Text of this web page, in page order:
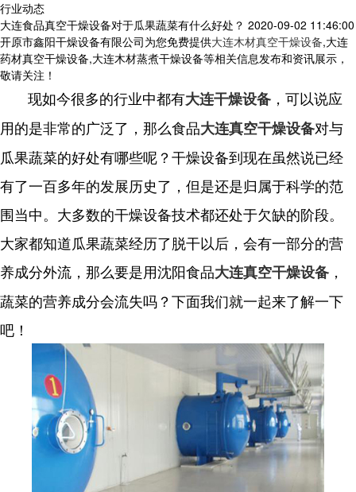
行业动态
大连食品真空干燥设备对于瓜果蔬菜有什么好处？ 2020-09-02 11:46:00
开原市鑫阳干燥设备有限公司为您免费提供大连木材真空干燥设备,大连
药材真空干燥设备,大连木材蒸煮干燥设备等相关信息发布和资讯展示，
敬请关注！
现如今很多的行业中都有大连干燥设备 ，可以说应
用的是非常的广泛了，那么食品大连真空干燥设备对与
瓜果蔬菜的好处有哪些呢？干燥设备到现在虽然说已经
有了一百多年的发展历史了，但是还是归属于科学的范
围当中。大多数的干燥设备技术都还处于欠缺的阶段。
大家都知道瓜果蔬菜经历了脱干以后，会有一部分的营
养成分外流，那么要是用沈阳食品大连真空干燥设备 ，
蔬菜的营养成分会流失吗？下面我们就一起来了解一下
吧！